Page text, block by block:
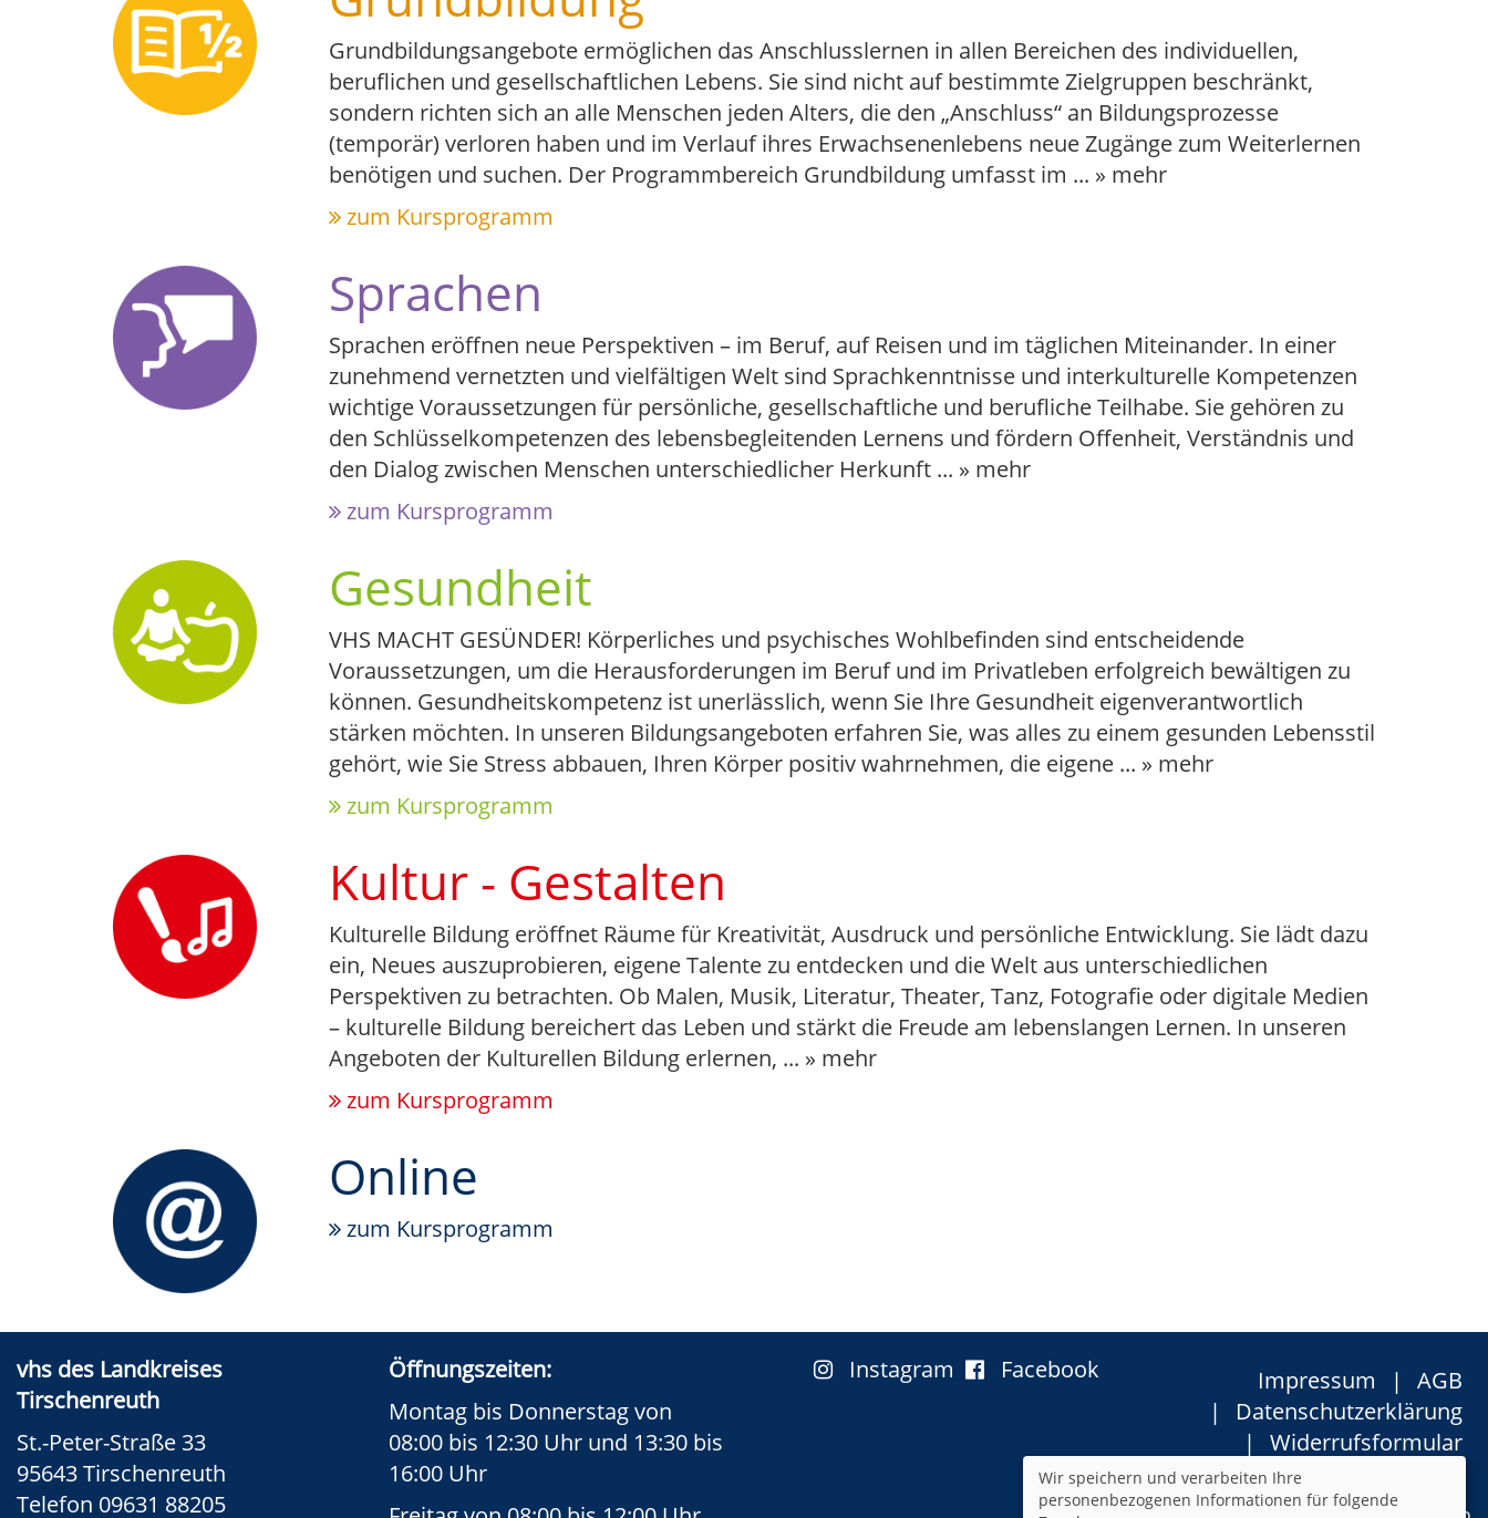
Grundbildungsangebote ermöglichen das Anschlusslernen in allen Bereichen des individuellen,
beruflichen und gesellschaftlichen Lebens. Sie sind nicht auf bestimmte Zielgruppen beschränkt,
sondern richten sich an alle Menschen jeden Alters, die den „Anschluss“ an Bildungsprozesse
(temporär) verloren haben und im Verlauf ihres Erwachsenenlebens neue Zugänge zum Weiterlernen
benötigen und suchen. Der Programmbereich Grundbildung umfasst im ... » mehr
zum Kursprogramm
Sprachen
Sprachen eröffnen neue Perspektiven – im Beruf, auf Reisen und im täglichen Miteinander. In einer
zunehmend vernetzten und vielfältigen Welt sind Sprachkenntnisse und interkulturelle Kompetenzen
wichtige Voraussetzungen für persönliche, gesellschaftliche und berufliche Teilhabe. Sie gehören zu
den Schlüsselkompetenzen des lebensbegleitenden Lernens und fördern Offenheit, Verständnis und
den Dialog zwischen Menschen unterschiedlicher Herkunft ... » mehr
zum Kursprogramm
Gesundheit
VHS MACHT GESÜNDER! Körperliches und psychisches Wohlbefinden sind entscheidende
Voraussetzungen, um die Herausforderungen im Beruf und im Privatleben erfolgreich bewältigen zu
können. Gesundheitskompetenz ist unerlässlich, wenn Sie Ihre Gesundheit eigenverantwortlich
stärken möchten. In unseren Bildungsangeboten erfahren Sie, was alles zu einem gesunden Lebensstil
gehört, wie Sie Stress abbauen, Ihren Körper positiv wahrnehmen, die eigene ... » mehr
zum Kursprogramm
Kultur - Gestalten
Kulturelle Bildung eröffnet Räume für Kreativität, Ausdruck und persönliche Entwicklung. Sie lädt dazu
ein, Neues auszuprobieren, eigene Talente zu entdecken und die Welt aus unterschiedlichen
Perspektiven zu betrachten. Ob Malen, Musik, Literatur, Theater, Tanz, Fotografie oder digitale Medien
– kulturelle Bildung bereichert das Leben und stärkt die Freude am lebenslangen Lernen. In unseren
Angeboten der Kulturellen Bildung erlernen, ... » mehr
zum Kursprogramm
Online
zum Kursprogramm
vhs des Landkreises
Tirschenreuth
St.-Peter-Straße 33
95643 Tirschenreuth
Telefon 09631 88205
Öffnungszeiten:
Montag bis Donnerstag von
08:00 bis 12:30 Uhr und 13:30 bis
16:00 Uhr
Facebook
Instagram Impressum
AGB
Datenschutzerklärung
Widerrufsformular
Newsletter
Wir speichern und verarbeiten Ihre
personenbezogenen Informationen für folgende